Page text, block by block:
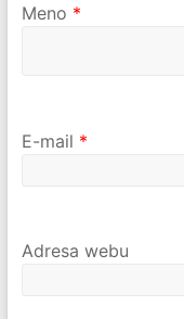
Meno *
E-mail *
Adresa webu